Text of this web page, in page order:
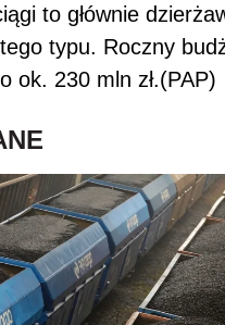
to głównie
typu. Roczny
ok. 230 mln zł.(PAP)